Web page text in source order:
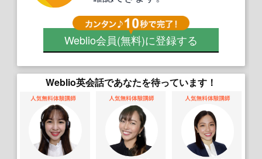
Weblio会員(無料)に登録する
Weblio英会話であなたを待っています！